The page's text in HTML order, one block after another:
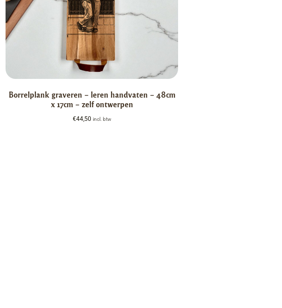
Borrelplank graveren – leren handvaten – 48cm
x 17cm – zelf ontwerpen
€44,50 incl. btw